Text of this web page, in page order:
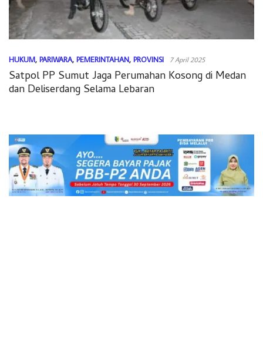
HUKUM, PARIWARA, PEMERINTAHAN, PROVINSI 7 April 2025
Satpol PP Sumut Jaga Perumahan Kosong di Medan
dan Deliserdang Selama Lebaran